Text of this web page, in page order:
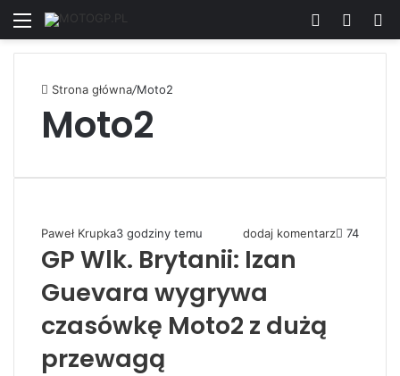
Menu Zaloguj się
Strona główna/Moto2
Moto2
Paweł Krupka3 godziny temu dodaj komentarz 74
GP Wlk. Brytanii: Izan
Guevara wygrywa
czasówkę Moto2 z dużą
przewagą